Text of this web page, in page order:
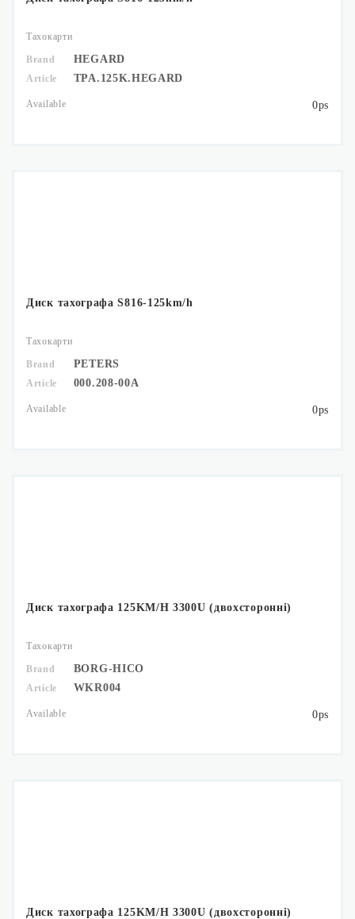
Тахокарти
Brand HEGARD
Article TPA.125K.HEGARD
Available 0ps
Диск тахографа S816-125km/h
Тахокарти
Brand PETERS
Article 000.208-00A
Available 0ps
Диск тахографа 125KM/H 3300U (двохсторонні)
Тахокарти
Brand BORG-HICO
Article WKR004
Available 0ps
Диск тахографа 125KM/H 3300U (двохсторонні)